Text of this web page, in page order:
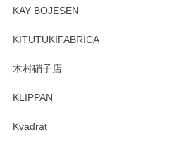
頂き誠にありがとうござい
しくお願いいたします。
KAY BOJESEN
KITUTUKIFABRICA
木村硝子店
KLIPPAN
Kvadrat